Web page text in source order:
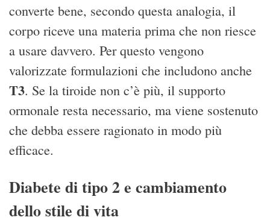
converte bene, secondo questa analogia, il
corpo riceve una materia prima che non riesce
a usare davvero. Per questo vengono
valorizzate formulazioni che includono anche
T3. Se la tiroide non c’è più, il supporto
ormonale resta necessario, ma viene sostenuto
che debba essere ragionato in modo più
efficace.
Diabete di tipo 2 e cambiamento
dello stile di vita